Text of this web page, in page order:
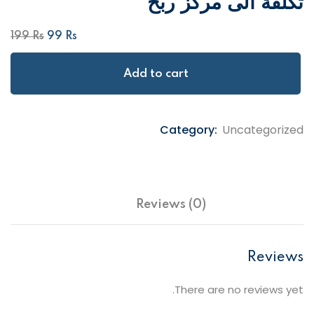
199Rs 99 Rs
Add to cart
Category: Uncategorized
Reviews (0)
Reviews
There are no reviews yet.